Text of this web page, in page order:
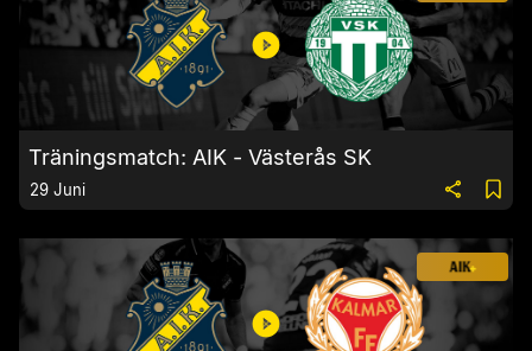
Träningsmatch: AIK - Västerås SK
29 Juni